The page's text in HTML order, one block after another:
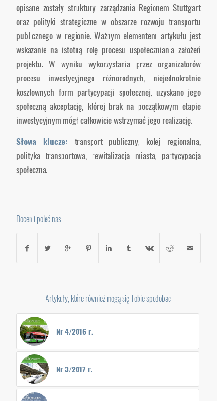
opisane zostały struktury zarządzania Regionem Stuttgart
oraz polityki strategiczne w obszarze rozwoju transportu
publicznego w regionie. Ważnym elementem artykułu jest
wskazanie na istotną rolę procesu uspołeczniania założeń
projektu. W wyniku wykorzystania przez organizatorów
procesu inwestycyjnego różnorodnych, niejednokrotnie
kosztownych form partycypacji społecznej, uzyskano jego
społeczną akceptację, której brak na początkowym etapie
inwestycyjnym mógł całkowicie wstrzymać jego realizację.
Słowa klucze: transport publiczny, kolej regionalna,
polityka transportowa, rewitalizacja miasta, partycypacja
społeczna.
Doceń i poleć nas
Artykuły, które również mogą się Tobie spodobać
Nr 4/2016 r.
Nr 3/2017 r.